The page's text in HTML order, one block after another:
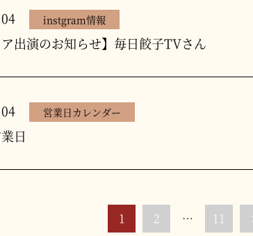
instgram情報
ア出演のお知らせ】毎日餃子TVさん
営業日カレンダー
日
1 2 … 11